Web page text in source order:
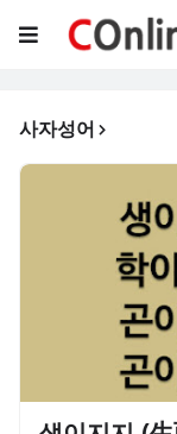
사자성어